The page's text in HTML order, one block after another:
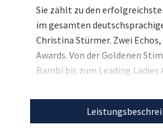
Sie zählt zu den
im gesamten
Christina Stürmer. Zwei
Awards. Von der Goldenen
Bambi bis zum Leading Ladies
der Auszeichnungen von
lang. Und für ihre Fans stellt
Sängerin nun etwas ganz